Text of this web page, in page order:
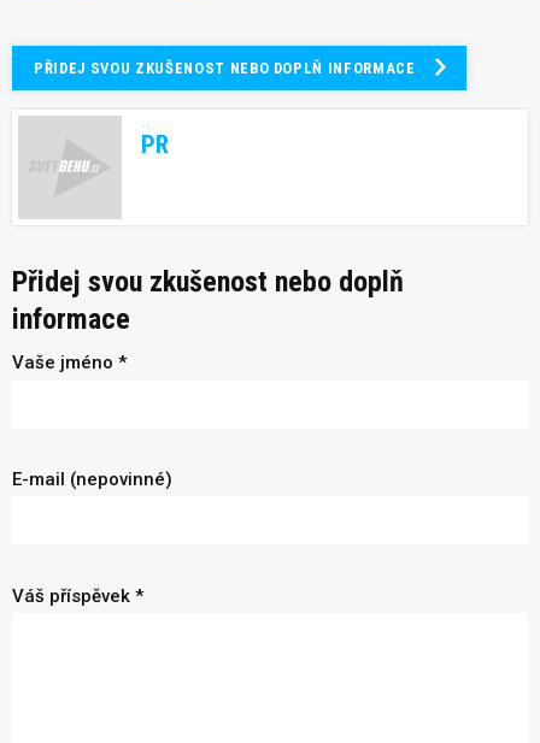
PŘIDEJ SVOU ZKUŠENOST NEBO DOPLŇ INFORMACE
PR
Přidej svou zkušenost nebo doplň
informace
Vaše jméno *
E-mail (nepovinné)
Váš příspěvek *